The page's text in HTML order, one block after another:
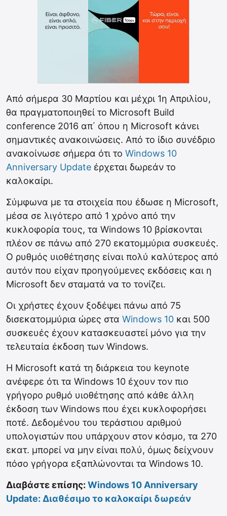
Από σήμερα 30 Μαρτίου και μέχρι 1η Απριλίου,
θα πραγματοποιηθεί το Microsoft Build
conference 2016 απ΄ όπου η Microsoft κάνει
σημαντικές ανακοινώσεις. Από το ίδιο συνέδριο
ανακοίνωσε σήμερα ότι το Windows 10
Anniversary Update έρχεται δωρεάν το
καλοκαίρι.
Σύμφωνα με τα στοιχεία που έδωσε η Microsoft,
μέσα σε λιγότερο από 1 χρόνο από την
κυκλοφορία τους, τα Windows 10 βρίσκονται
πλέον σε πάνω από 270 εκατομμύρια συσκευές.
Ο ρυθμός υιοθέτησης είναι πολύ καλύτερος από
αυτόν που είχαν προηγούμενες εκδόσεις και η
Microsoft δεν σταματά να το τονίζει.
Οι χρήστες έχουν ξοδέψει πάνω από 75
δισεκατομμύρια ώρες στα Windows 10 και 500
συσκευές έχουν κατασκευαστεί μόνο για την
τελευταία έκδοση των Windows.
H Microsoft κατά τη διάρκεια του keynote
ανέφερε ότι τα Windows 10 έχουν τον πιο
γρήγορο ρυθμό υιοθέτησης από κάθε άλλη
έκδοση των Windows που έχει κυκλοφορήσει
ποτέ. Δεδομένου του τεράστιου αριθμού
υπολογιστών που υπάρχουν στον κόσμο, τα 270
εκατ. μπορεί να μην είναι πολύ, όμως δείχνουν
πόσο γρήγορα εξαπλώνονται τα Windows 10.
Διαβάστε επίσης: Windows 10 Anniversary
Update: Διαθέσιμο το καλοκαίρι δωρεάν